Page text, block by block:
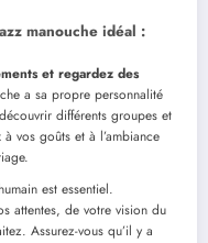
manouche idéal :
et regardez des
a sa propre personnalité
différents groupes et
vos goûts et à l’ambiance
est essentiel.
attentes, de votre vision du
Assurez-vous qu’il y a